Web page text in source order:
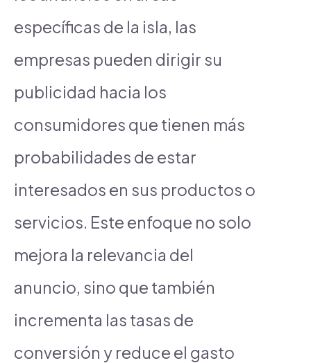
específicas de la isla, las
empresas pueden dirigir su
publicidad hacia los
consumidores que tienen más
probabilidades de estar
interesados en sus productos o
servicios. Este enfoque no solo
mejora la relevancia del
anuncio, sino que también
incrementa las tasas de
conversión y reduce el gasto